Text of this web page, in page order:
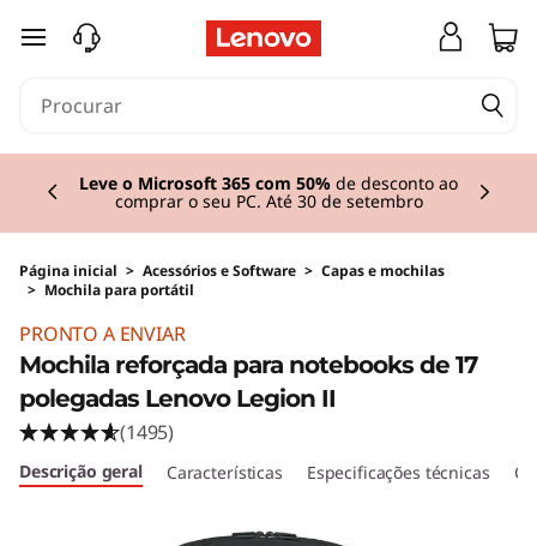
saltar para o conteúdo principal
Ofertas em acessórios: poupe até 43%
Comprar agora
Página inicial > Acessórios e Software > Capas e mochilas
> Mochila para portátil
PRONTO A ENVIAR
Mochila reforçada para notebooks de 17
polegadas Lenovo Legion II
(1495)
Descrição geral Características Especificações técnicas